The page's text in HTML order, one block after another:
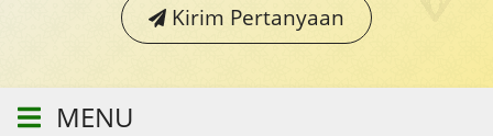
Kirim Pertanyaan
MENU